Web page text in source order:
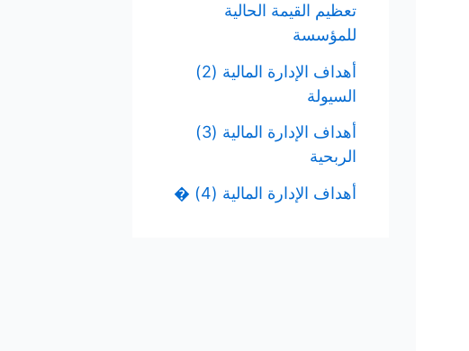
تعظيم القيمة الحالية
للمؤسسة
أهداف الإدارة المالية (2)
السيولة
أهداف الإدارة المالية (3)
الربحية
أهداف الإدارة المالية (4) �